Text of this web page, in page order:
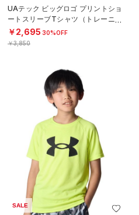
UAテック ビッグロゴ プリントショ
ートスリーブTシャツ（トレーニン
グ/BOYS）
￥2,695 30%OFF
￥3,850
SALE